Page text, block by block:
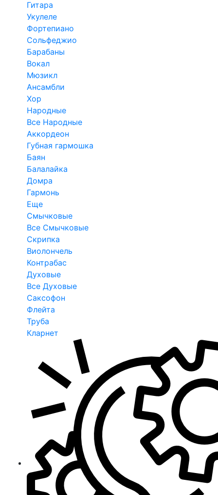
Гитара
Укулеле
Фортепиано
Сольфеджио
Барабаны
Вокал
Мюзикл
Ансамбли
Хор
Народные
Все Народные
Аккордеон
Губная гармошка
Баян
Балалайка
Домра
Гармонь
Еще
Смычковые
Все Смычковые
Скрипка
Виолончель
Контрабас
Духовые
Все Духовые
Саксофон
Флейта
Труба
Кларнет